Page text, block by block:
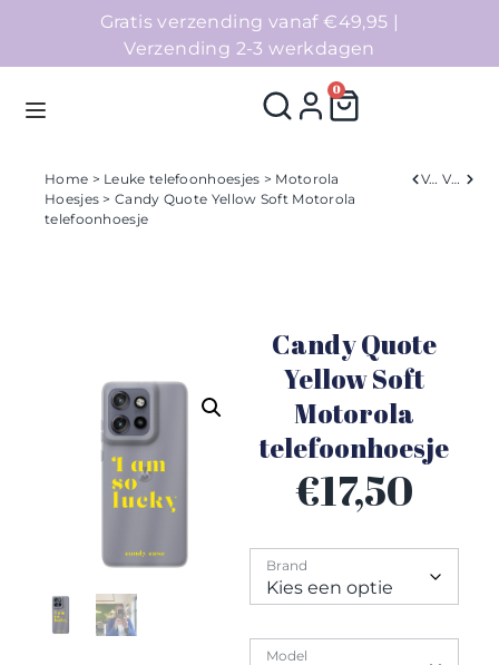
Gratis verzending vanaf €49,95 |
Verzending 2-3 werkdagen
0
Homepage
Collecties
Home > Leuke telefoonhoesjes > Motorola
Hoesjes > Candy Quote Yellow Soft Motorola
telefoonhoesje
Verleden Volgend
Candy Quote
Yellow Soft
Motorola
telefoonhoesje
€17,50
Brand
Model